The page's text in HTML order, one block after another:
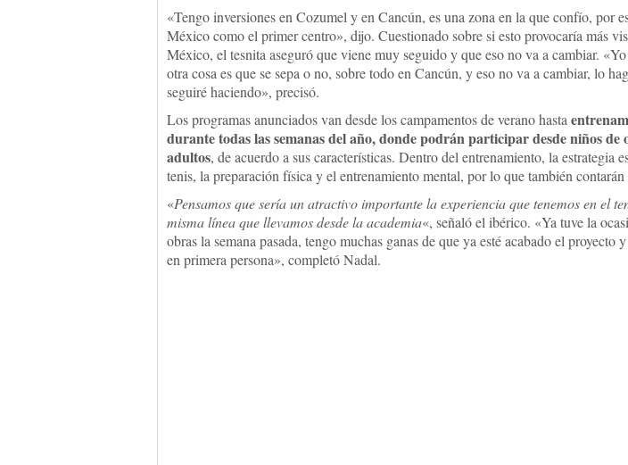
«Tengo inversiones en Cozumel y en Cancún, es una zona en la que confío, por
México como el primer centro», dijo. Cuestionado sobre si esto provocaría más
México, el tesnita aseguró que viene muy seguido y que eso no va a cambiar.
otra cosa es que se sepa o no, sobre todo en Cancún, y eso no va a cambiar, lo
seguiré haciendo», precisó.
Los programas anunciados van desde los campamentos de verano hasta
durante todas las semanas del año, donde podrán participar desde niños de
adultos, de acuerdo a sus características. Dentro del entrenamiento, la estrategia
tenis, la preparación física y el entrenamiento mental, por lo que también
«Pensamos que sería un atractivo importante la experiencia que tenemos en el
misma línea que llevamos desde la academia«, señaló el ibérico. «Ya tuve la
obras la semana pasada, tengo muchas ganas de que ya esté acabado el proyecto
en primera persona», completó Nadal.